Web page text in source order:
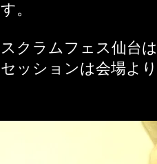
す。
スクラムフェス仙台
セッションは​会場よ